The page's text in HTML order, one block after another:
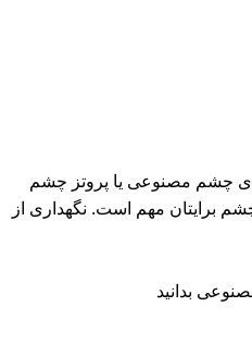
چشم مصنوعی یا پروتز چشم
برایتان مهم است. نگهداری از